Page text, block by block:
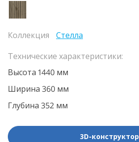
Коллекция
Стелла
Технические характеристики:
Высота 1440 мм
Ширина 360 мм
Глубина 352 мм
3D-конструктор